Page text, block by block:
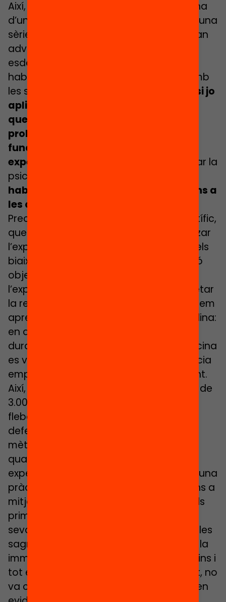
Així, per exemple, l’experiència quotidiana
d’una persona sempre està sotmesa a una
sèrie de mecanismes cognitius que la fan
advertir, interpretar i recordar els
esdeveniments de manera esbiaixada,
habitualment de forma que encaixin amb
les seves conviccions prèvies. Per això,
si jo
aplico un mètode que d’entrada crec
que funcionarà, tinc moltes
probabilitats de concloure que ha
funcionat, basant-me en la meva
experiència personal.
Com va subratllar la
psicòloga Ziva Kunda:
habitualment arriben a les conclusions a
les que volen arribar»
Precisament és aquí on el mètode científic,
que simplement consisteix a sistematitzar
l’experiència personal per alliberar-la dels
biaixos, tot dissenyant eines d’avaluació
objectives i recollint dades, supera
l’experiència personal a l’hora d’interpretar
la realitat. Un bon exemple d’això el podem
apreciar, novament, en una altra disciplina:
en aquest cas, la medicina. En efecte,
durant mil·lennis, la pràctica de la medicina
es va basar en la tradició i en l’experiència
empírica no analitzada sistemàticament.
Així, els metges van confiar durant més de
3.000 anys en tractaments com la
flebotomia (la sagnia), i fins i tot la van
defensar de manera vehement com a
mètode molt eficaç per a tractar
qualsevol malaltia. Segons la seva
experiència personal, la flebotomia era una
pràctica «que funcionava». No va ser fins a
mitjan segle XIX, quan es van realitzar els
primers estudis científics per establir la
seva eficàcia, que es va concloure que les
sagnies no només no eren efectives en la
immensa majoria dels casos, sinó que fins i
tot eren perjudicials. La medicina, de fet, no
va començar a basar la seva pràctica en